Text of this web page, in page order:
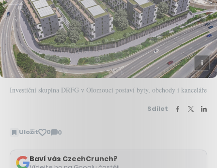
Investiční skupina DRFG v Olomouci postaví byty, obchody i kanceláře
Sdílet
Uložit 0 0
Zobrazit
Baví vás CzechCrunch?